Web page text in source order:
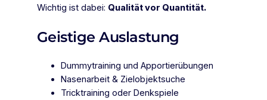
Wichtig ist dabei: Qualität vor Quantität.
Geistige Auslastung
Dummytraining und Apportierübungen
Nasenarbeit & Zielobjektsuche
Tricktraining oder Denkspiele